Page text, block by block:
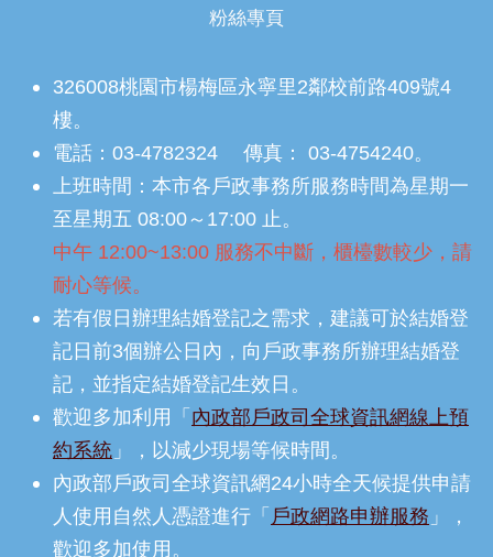
粉絲專頁
326008桃園市楊梅區永寧里2鄰校前路409號4
樓。
電話：03-4782324 傳真： 03-4754240。
上班時間：本市各戶政事務所服務時間為星期一
至星期五 08:00～17:00 止。
中午 12:00~13:00 服務不中斷，櫃檯數較少，請
耐心等候。
若有假日辦理結婚登記之需求，建議可於結婚登
記日前3個辦公日內，向戶政事務所辦理結婚登
記，並指定結婚登記生效日。
歡迎多加利用「 內政部戶政司全球資訊網線上預
約系統 」，以減少現場等候時間。
內政部戶政司全球資訊網24小時全天候提供申請
人使用自然人憑證進行「 戶政網路申辦服務 」，
歡迎多加使用。